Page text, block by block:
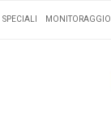
SPECIALI MONITORAGGIO